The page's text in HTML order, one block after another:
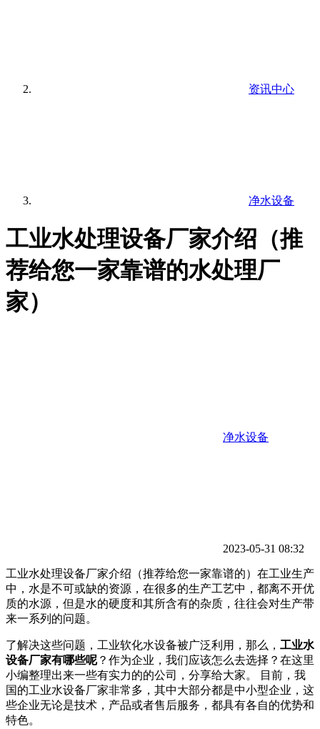
资讯中心
净水设备
工业水处理设备厂家介绍（推
荐给您一家靠谱的水处理厂
家）
净水设备
2023-05-31 08:32
工业水处理设备厂家介绍（推荐给您一家靠谱的）在工业生产
中，水是不可或缺的资源，在很多的生产工艺中，都离不开优
质的水源，但是水的硬度和其所含有的杂质，往往会对生产带
来一系列的问题。
了解决这些问题，工业软化水设备被广泛利用，那么， 工业水
设备厂家有哪些呢？作为企业，我们应该怎么去选择？在这里
小编整理出来一些有实力的的公司，分享给大家。 目前，我
国的工业水设备厂家非常多，其中大部分都是中小型企业，这
些企业无论是技术，产品或者售后服务，都具有各自的优势和
特色。